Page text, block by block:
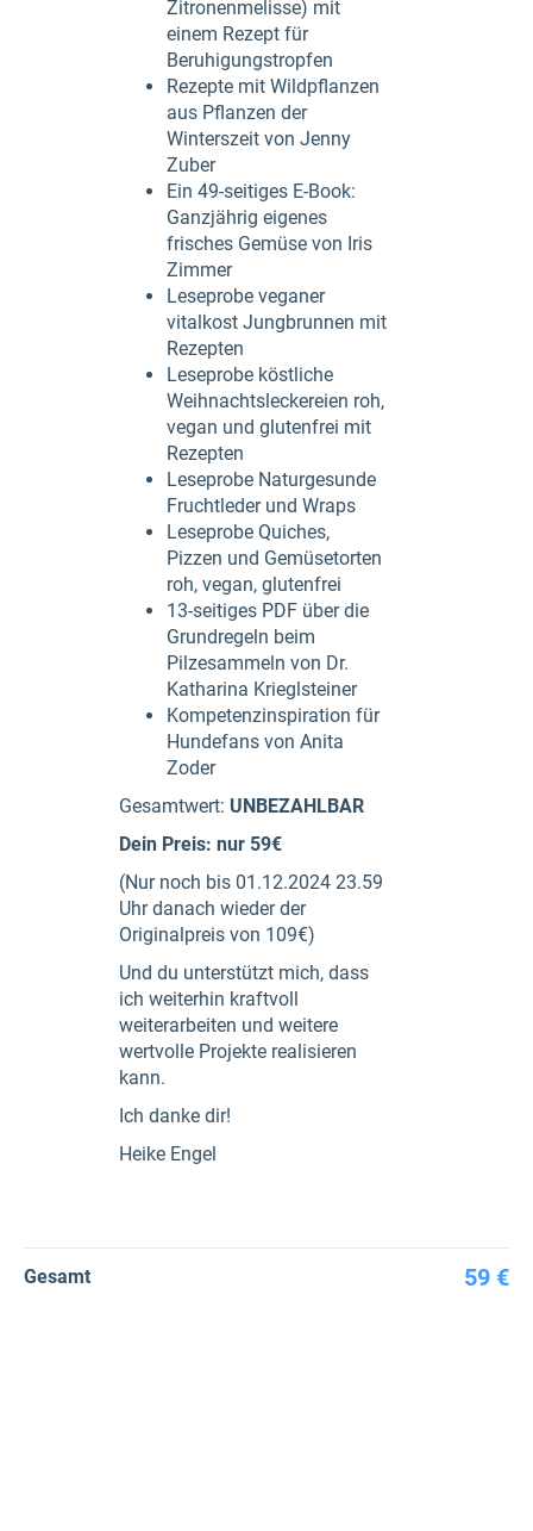
Zitronenmelisse) mit
einem Rezept für
Beruhigungstropfen
Rezepte mit Wildpflanzen
aus Pflanzen der
Winterszeit von Jenny
Zuber
Ein 49-seitiges E-Book:
Ganzjährig eigenes
frisches Gemüse von Iris
Zimmer
Leseprobe veganer
vitalkost Jungbrunnen mit
Rezepten
Leseprobe köstliche
Weihnachtsleckereien roh,
vegan und glutenfrei mit
Rezepten
Leseprobe Naturgesunde
Fruchtleder und Wraps
Leseprobe Quiches,
Pizzen und Gemüsetorten
roh, vegan, glutenfrei
13-seitiges PDF über die
Grundregeln beim
Pilzesammeln von Dr.
Katharina Krieglsteiner
Kompetenzinspiration für
Hundefans von Anita
Zoder
Gesamtwert: UNBEZAHLBAR
Dein Preis: nur 59€
(Nur noch bis 01.12.2024 23.59
Uhr danach wieder der
Originalpreis von 109€)
Und du unterstützt mich, dass
ich weiterhin kraftvoll
weiterarbeiten und weitere
wertvolle Projekte realisieren
kann.
Ich danke dir!
Heike Engel
Gesamt 59 €